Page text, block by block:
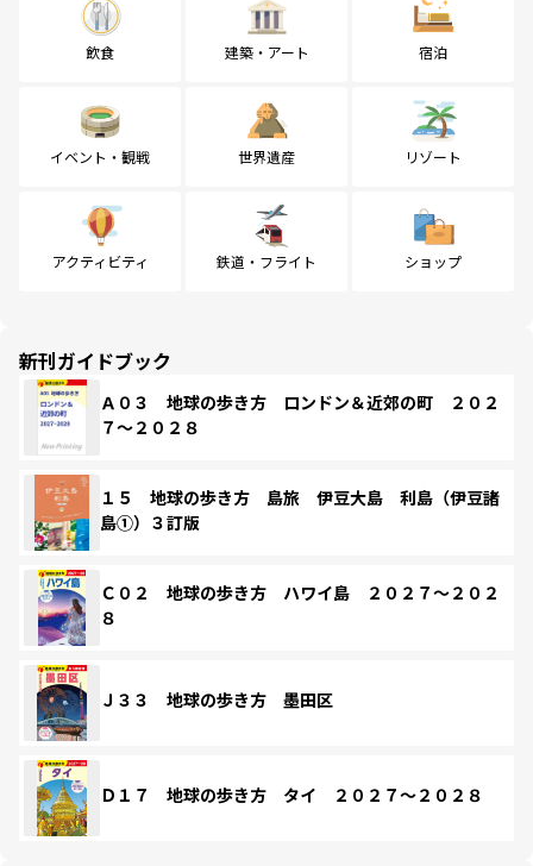
飲食 建築・アート 宿泊
イベント・観戦 世界遺産 リゾート
アクティビティ 鉄道・フライト ショップ
新刊ガイドブック
Ａ０３ 地球の歩き方 ロンドン＆近郊の町 ２０２
７～２０２８
１５ 地球の歩き方 島旅 伊豆大島 利島（伊豆諸
島①）３訂版
Ｃ０２ 地球の歩き方 ハワイ島 ２０２７～２０２
８
Ｊ３３ 地球の歩き方 墨田区
Ｄ１７ 地球の歩き方 タイ ２０２７～２０２８